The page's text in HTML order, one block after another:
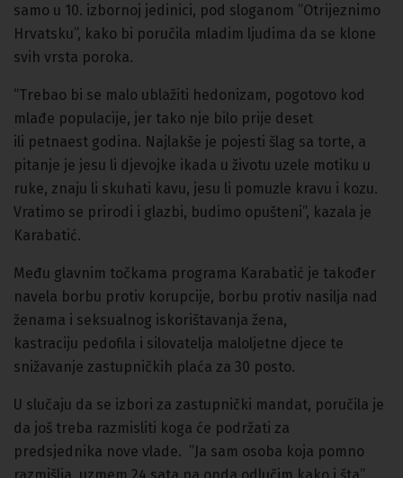
samo u 10. izbornoj jedinici, pod sloganom ”Otrijeznimo
Hrvatsku”, kako bi poručila mladim ljudima da se klone
svih vrsta poroka.
“Trebao bi se malo ublažiti hedonizam, pogotovo kod
mlađe populacije, jer tako nje bilo prije deset
ili petnaest godina. Najlakše je pojesti šlag sa torte, a
pitanje je jesu li djevojke ikada u životu uzele motiku u
ruke, znaju li skuhati kavu, jesu li pomuzle kravu i kozu.
Vratimo se prirodi i glazbi, budimo opušteni”, kazala je
Karabatić.
Među glavnim točkama programa Karabatić je također
navela borbu protiv korupcije, borbu protiv nasilja nad
ženama i seksualnog iskorištavanja žena,
kastraciju pedofila i silovatelja maloljetne djece te
snižavanje zastupničkih plaća za 30 posto.
U slučaju da se izbori za zastupnički mandat, poručila je
da još treba razmisliti koga će podržati za
predsjednika nove vlade. ”Ja sam osoba koja pomno